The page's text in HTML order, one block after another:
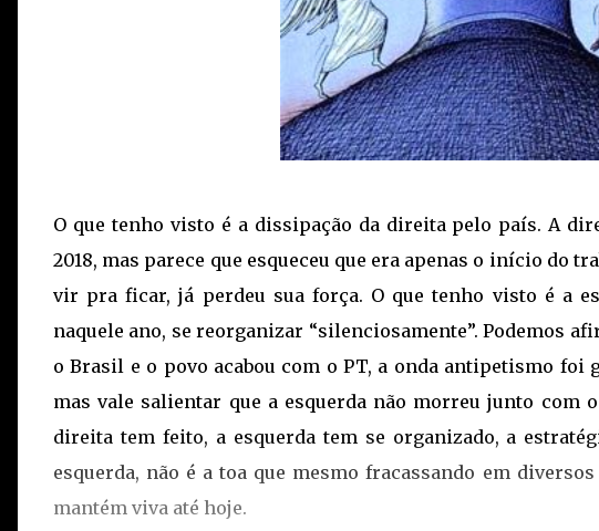
O que tenho visto é a dissipação da direita pelo país. A
2018, mas parece que esqueceu que era apenas o início do
vir pra ficar, já perdeu sua força. O que tenho visto é a
naquele ano, se reorganizar “silenciosamente”. Podemos
o Brasil e o povo acabou com o PT, a onda antipetismo foi
mas vale salientar que a esquerda não morreu junto com
direita tem feito, a esquerda tem se organizado, a
esquerda, não é a toa que mesmo fracassando em
mantém viva até hoje.